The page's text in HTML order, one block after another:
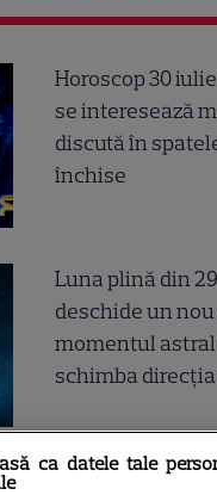
Horoscop 30
se interesează
discută în
închise
Luna plină din
deschide un
momentul
schimba
Ploaia de
ca datele tale